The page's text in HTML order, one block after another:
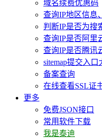
域名续费优惠码
查询IP地区信息
判断IP是否为搜
查询IP是否阿里
查询IP是否腾讯
sitemap提交入口
备案查询
在线查看SSL证
更多
免费JSON接口
常用软件下载
我是泰迪